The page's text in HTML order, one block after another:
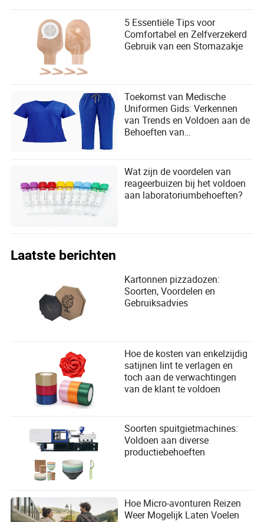
5 Essentiële Tips voor
Comfortabel en Zelfverzekerd
Gebruik van een Stomazakje
Toekomst van Medische
Uniformen Gids: Verkennen
van Trends en Voldoen aan de
Behoeften van
Wat zijn de voordelen van
reageerbuizen bij het voldoen
aan laboratoriumbehoeften?
Laatste berichten
Kartonnen pizzadozen:
Soorten, Voordelen en
Gebruiksadvies
Hoe de kosten van enkelzijdig
satijnen lint te verlagen en
toch aan de verwachtingen
van de klant te voldoen
Soorten spuitgietmachines:
Voldoen aan diverse
productiebehoeften
Hoe Micro-avonturen Reizen
Weer Mogelijk Laten Voelen